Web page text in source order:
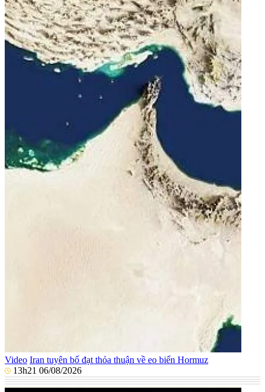
Video Iran tuyên bố đạt thỏa thuận về eo biển Hormuz
13h21 06/08/2026